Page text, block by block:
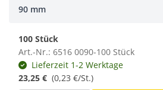
90 mm
100 Stück
Art.-Nr.: 6516 0090-100 Stück
Lieferzeit 1-2 Werktage
23,25 € (0,23 €/St.)